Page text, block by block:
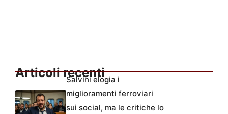
Articoli recenti
Salvini elogia i
miglioramenti ferroviari
sui social, ma le critiche lo